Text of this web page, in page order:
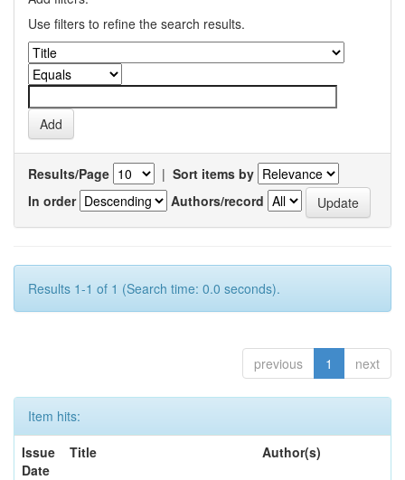
Use filters to refine the search results.
Results/Page | Sort items by
In order
Authors/record
Results 1-1 of 1 (Search time: 0.0 seconds).
previous 1 next
Item hits:
Issue
Date
Title Author(s)